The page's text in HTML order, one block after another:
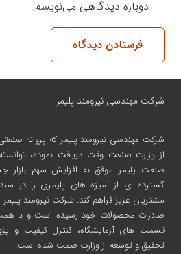
دوباره دیدگاهی می‌نویسم.
فرستادن دیدگاه
شرکت مهندسی نیرومند پلیمر
شرکت مهندسی نیرومند پلیمر
از وزارت صنعت وقت دریافت نموده،
صنعت پلیمر موفق به افزایش سهم
گسترده ای از آمیزه های پلیمری را در
مشتریان عزیز فراهم کند. شرکت نیرومند
صادرات محصولات خود رسیده است و با
قسمت های آزمایشگاه، کنترل کیفیت و
تحقیق و توسعه از وزارت صمت شده است.